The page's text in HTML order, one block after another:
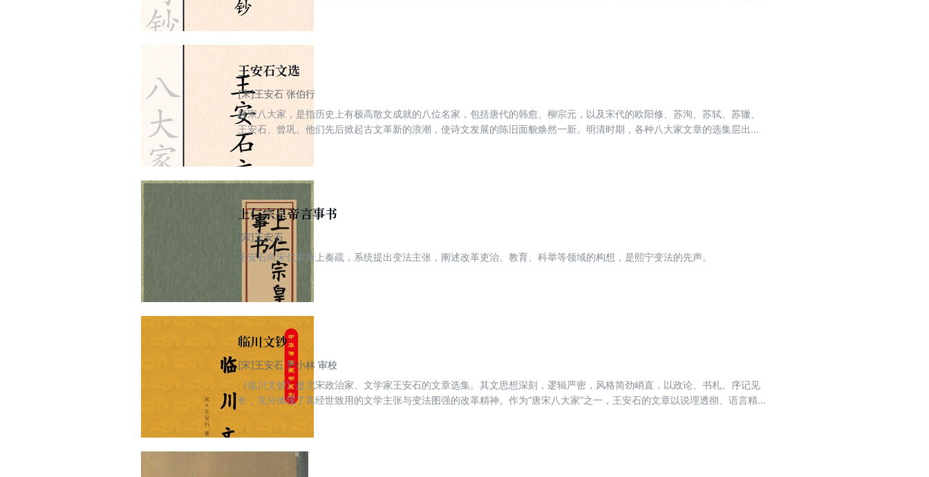
初集》这一部总集，按作者整理，收诗一万两千余首。本作品即是其中的一部分内容，并且附录了后人所作《宋诗钞补》的
王安石文选
[宋]王安石 张伯行
唐宋八大家，是指历史上有极高散文成就的八位名家，包括唐代的韩愈、柳宗元，以及宋代的欧阳修、苏洵、苏轼、苏辙、
王安石、曾巩。他们先后掀起古文革新的浪潮，使诗文发展的陈旧面貌焕然一新。明清时期，各种八大家文章的选集层出不
穷，而以清代张伯行的选本最具特色。他总结八家得失，秉持“文道一贯、因文见道”的宗旨，反对巧言丽辞、钩章棘句。选
文中，韩愈文“昌明俊伟”，柳宗元文“雄绝精深”，欧阳修文“敷腴温润”，三苏文则取其“醇正”者，由此展现各家的文风特质；
上仁宗皇帝言事书
[宋]王安石
王安石向宋仁宗所上奏疏，系统提出变法主张，阐述改革吏治、教育、科举等领域的构想，是熙宁变法的先声。
临川文钞
[宋]王安石 尹小林 审校
《临川文钞》是北宋政治家、文学家王安石的文章选集。其文思想深刻，逻辑严密，风格简劲峭直，以政论、书札、序记见
长，充分体现了其经世致用的文学主张与变法图强的改革精神。作为“唐宋八大家”之一，王安石的文章以说理透彻、语言精